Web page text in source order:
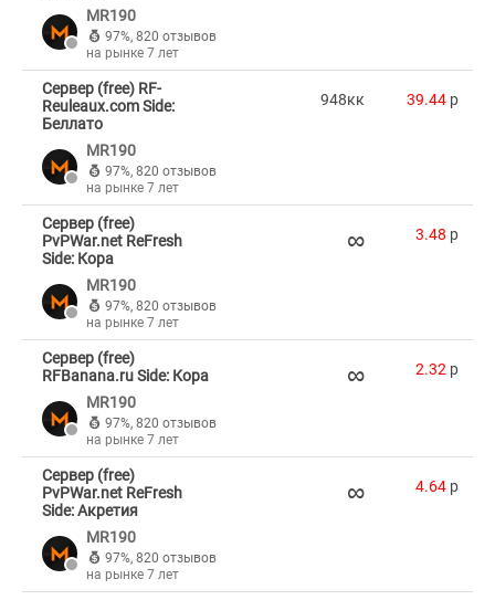
MR190
97%, 820 отзывов
на рынке 7 лет
Сервер (free) RF-
Reuleaux.com Side:
Беллато
MR190
97%, 820 отзывов
на рынке 7 лет
948кк 39.44 p
Сервер (free)
PvPWar.net ReFresh
Side: Кора
MR190
97%, 820 отзывов
на рынке 7 лет
∞ 3.48 p
Сервер (free)
RFBanana.ru Side: Кора
MR190
97%, 820 отзывов
на рынке 7 лет
∞ 2.32 p
Сервер (free)
PvPWar.net ReFresh
Side: Акретия
MR190
97%, 820 отзывов
на рынке 7 лет
∞ 4.64 p